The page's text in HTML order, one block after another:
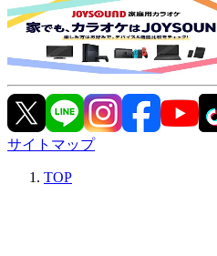
サイトマップ
TOP